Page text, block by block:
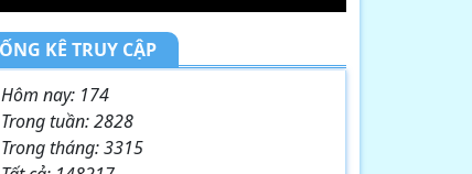
Hôm nay:174
Trong tuần:2828
Tất cả:148217